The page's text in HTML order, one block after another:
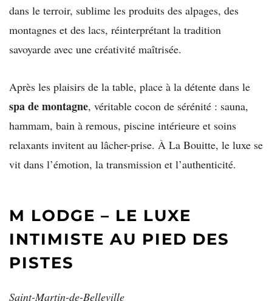
dans le terroir, sublime les produits des alpages, des
montagnes et des lacs, réinterprétant la tradition
savoyarde avec une créativité maîtrisée.
Après les plaisirs de la table, place à la détente dans le
spa de montagne, véritable cocon de sérénité : sauna,
hammam, bain à remous, piscine intérieure et soins
relaxants invitent au lâcher-prise. À La Bouitte, le luxe se
vit dans l’émotion, la transmission et l’authenticité.
M LODGE – LE LUXE
INTIMISTE AU PIED DES
PISTES
Saint-Martin-de-Belleville